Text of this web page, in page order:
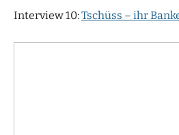
Interview 10:Tschüss – ihr